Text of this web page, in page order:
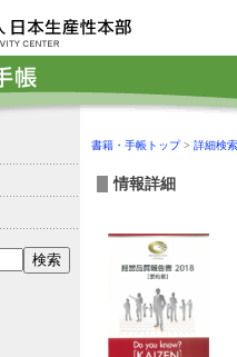
書籍・手帳トップ> 詳細検索
情報詳細